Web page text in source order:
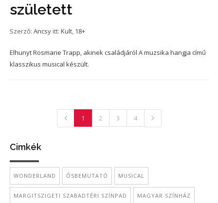
született
Szerző: Ancsy itt: Kult, 18+
Elhunyt Rosmarie Trapp, akinek családjáról A muzsika hangja című
klasszikus musical készült.
1 2 3 4
Cimkék
WONDERLAND ŐSBEMUTATÓ MUSICAL
MARGITSZIGETI SZABADTÉRI SZÍNPAD MAGYAR SZÍNHÁZ